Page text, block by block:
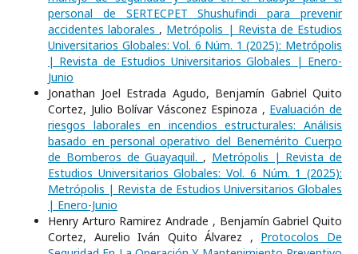
personal de SERTECPET Shushufindi para prevenir
accidentes laborales , Metrópolis | Revista de Estudios
Universitarios Globales: Vol. 6 Núm. 1 (2025): Metrópolis
| Revista de Estudios Universitarios Globales | Enero-
Junio
Jonathan Joel Estrada Agudo, Benjamín Gabriel Quito
Cortez, Julio Bolívar Vásconez Espinoza , Evaluación de
riesgos laborales en incendios estructurales: Análisis
basado en personal operativo del Benemérito Cuerpo
de Bomberos de Guayaquil. , Metrópolis | Revista de
Estudios Universitarios Globales: Vol. 6 Núm. 1 (2025):
Metrópolis | Revista de Estudios Universitarios Globales
| Enero-Junio
Henry Arturo Ramirez Andrade , Benjamín Gabriel Quito
Cortez, Aurelio Iván Quito Álvarez , Protocolos De